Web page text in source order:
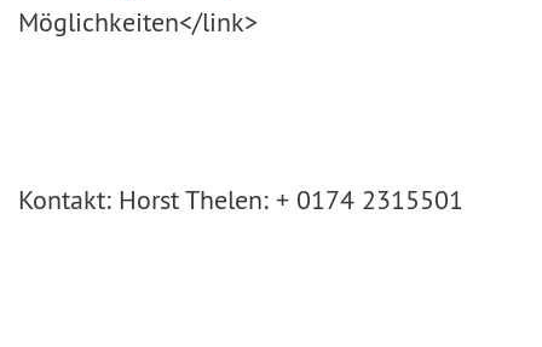
Möglichkeiten</link>
Kontakt: Horst Thelen: + 0174 2315501